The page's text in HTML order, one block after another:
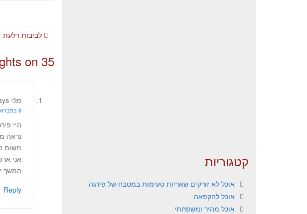
35 thoughts on “
מלי
6 בפברואר 2012 at 12:38
היי
נראה
משום
אני
המשך
Reply
קטגוריות
אוכל לא זורקים שאריות טעימות במטבח של פירגה
אוכל להקפאה
אוכל מהיר ומשפחתי